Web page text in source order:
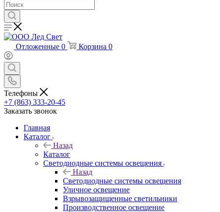
Отложенные 0 Корзина 0
Телефоны
+7 (863) 333-20-45
Заказать звонок
Главная
Каталог
Назад
Каталог
Светодиодные системы освещения
Назад
Светодиодные системы освещения
Уличное освещение
Взрывозащищенные светильники
Производственное освещение